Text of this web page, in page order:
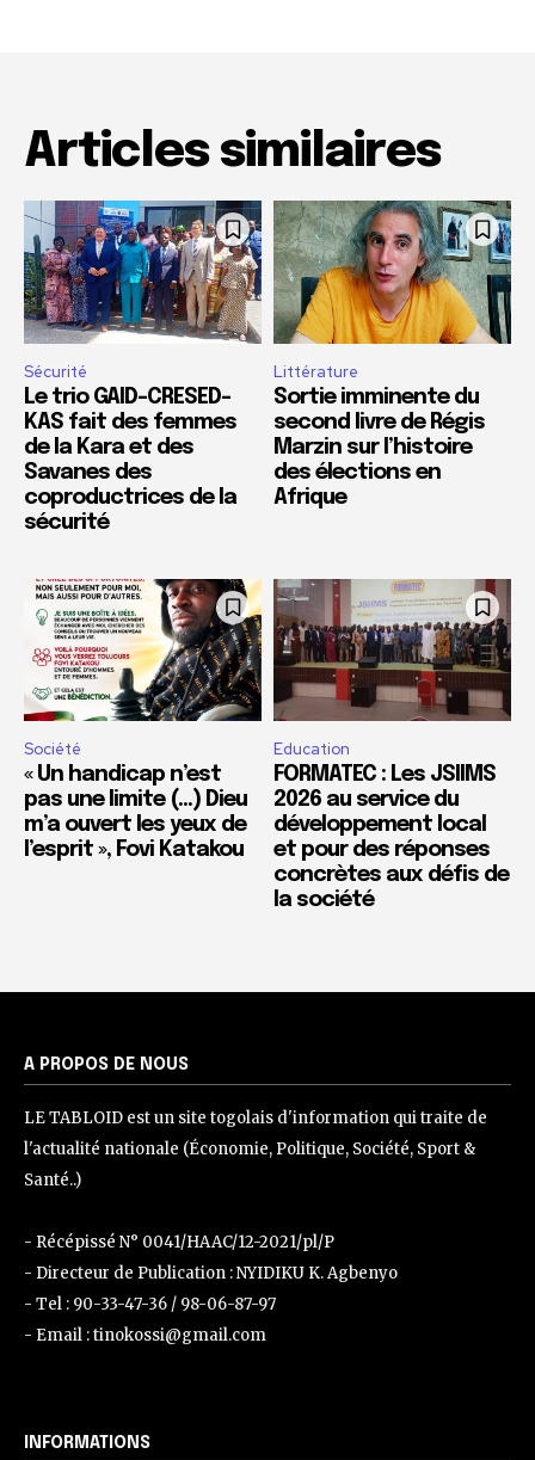
Articles similaires
Sécurité
Le trio GAID-CRESED-
KAS fait des femmes
de la Kara et des
Savanes des
coproductrices de la
sécurité
Littérature
Sortie imminente du
second livre de Régis
Marzin sur l’histoire
des élections en
Afrique
Société
« Un handicap n’est
pas une limite (…) Dieu
m’a ouvert les yeux de
l’esprit », Fovi Katakou
Education
FORMATEC : Les JSIIMS
2026 au service du
développement local
et pour des réponses
concrètes aux défis de
la société
A PROPOS DE NOUS
LE TABLOID est un site togolais d'information qui traite de
l'actualité nationale (Économie, Politique, Société, Sport &
Santé..)
- Récépissé N° 0041/HAAC/12-2021/pl/P
- Directeur de Publication : NYIDIKU K. Agbenyo
- Tel : 90-33-47-36 / 98-06-87-97
- Email : tinokossi@gmail.com
INFORMATIONS